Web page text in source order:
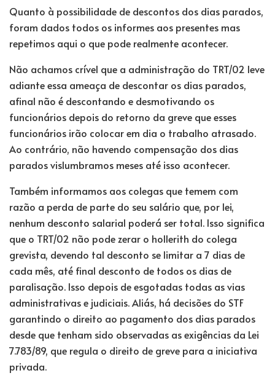
Quanto à possibilidade de descontos dos dias parados,
foram dados todos os informes aos presentes mas
repetimos aqui o que pode realmente acontecer.
Não achamos crível que a administração do TRT/02 leve
adiante essa ameaça de descontar os dias parados,
afinal não é descontando e desmotivando os
funcionários depois do retorno da greve que esses
funcionários irão colocar em dia o trabalho atrasado.
Ao contrário, não havendo compensação dos dias
parados vislumbramos meses até isso acontecer.
Também informamos aos colegas que temem com
razão a perda de parte do seu salário que, por lei,
nenhum desconto salarial poderá ser total. Isso significa
que o TRT/02 não pode zerar o hollerith do colega
grevista, devendo tal desconto se limitar a 7 dias de
cada mês, até final desconto de todos os dias de
paralisação. Isso depois de esgotadas todas as vias
administrativas e judiciais. Aliás, há decisões do STF
garantindo o direito ao pagamento dos dias parados
desde que tenham sido observadas as exigências da Lei
7.783/89, que regula o direito de greve para a iniciativa
privada.